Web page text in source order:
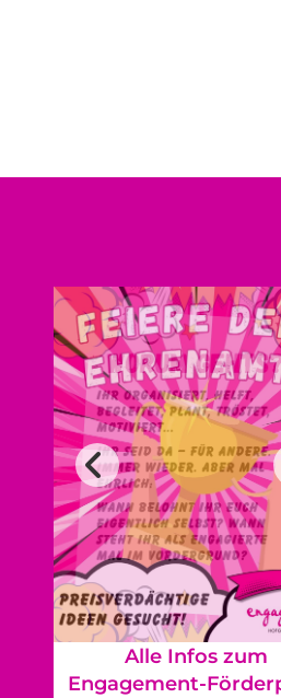
Alle Infos zum
Engagement-